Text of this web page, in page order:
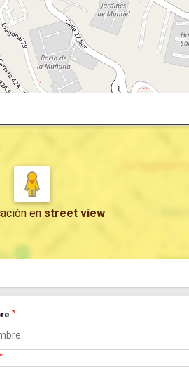
en street view
*
*